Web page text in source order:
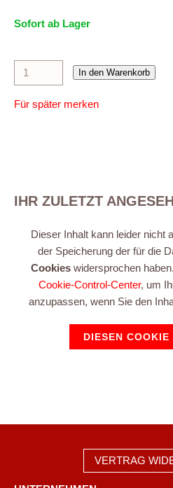
Sofort ab Lager
In den Warenkorb
Für später merken
IHR ZULETZT
Dieser Inhalt kann leider nicht
der Speicherung der für die
Cookies widersprochen
Cookie-Control-Center, um
anzupassen, wenn Sie den
DIESEN COOKIE
VERTRAG